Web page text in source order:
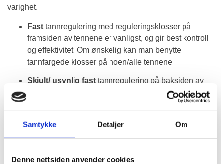
Samtykke Detaljer Om
Denne nettsiden anvender cookies
varighet.
Fast tannregulering med reguleringsklosser på
framsiden av tennene er vanligst, og gir best kontroll
og effektivitet. Om ønskelig kan man benytte
tannfargede klosser på noen/alle tennene
Skjult/ usynlig fast tannregulering på baksiden av
tennene velges av voksne som har relativt
kompliserte bittfeil, men ikke ønsker at noen skal se
nedenfor: "skinnebehandling / usynlig
tannreguleringsskinne"
Delvis fasttannregulering er oftest slike klassikere